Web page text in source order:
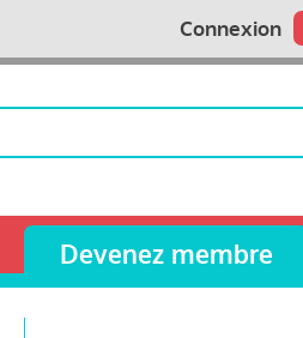
Connexion
Devenez membre